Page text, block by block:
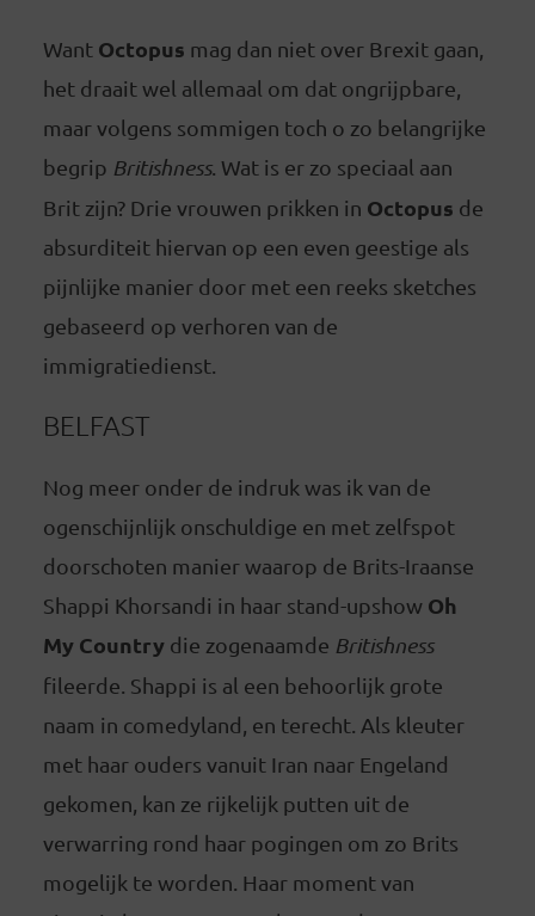
Want Octopus mag dan niet over Brexit gaan,
het draait wel allemaal om dat ongrijpbare,
maar volgens sommigen toch o zo belangrijke
begrip Britishness. Wat is er zo speciaal aan
Brit zijn? Drie vrouwen prikken in Octopus de
absurditeit hiervan op een even geestige als
pijnlijke manier door met een reeks sketches
gebaseerd op verhoren van de
immigratiedienst.
BELFAST
Nog meer onder de indruk was ik van de
ogenschijnlijk onschuldige en met zelfspot
doorschoten manier waarop de Brits-Iraanse
Shappi Khorsandi in haar stand-upshow Oh
My Countrydie zogenaamde Britishness
fileerde. Shappi is al een behoorlijk grote
naam in comedyland, en terecht. Als kleuter
met haar ouders vanuit Iran naar Engeland
gekomen, kan ze rijkelijk putten uit de
verwarring rond haar pogingen om zo Brits
mogelijk te worden. Haar moment van